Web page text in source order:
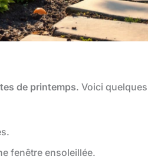
de printemps. Voici quelques
fenêtre ensoleillée.